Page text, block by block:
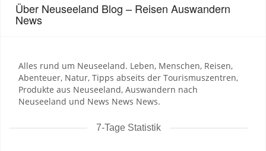
Über Neuseeland Blog – Reisen Auswandern
News
Alles rund um Neuseeland. Leben, Menschen, Reisen,
Abenteuer, Natur, Tipps abseits der Tourismuszentren,
Produkte aus Neuseeland, Auswandern nach
Neuseeland und News News News.
7-Tage Statistik